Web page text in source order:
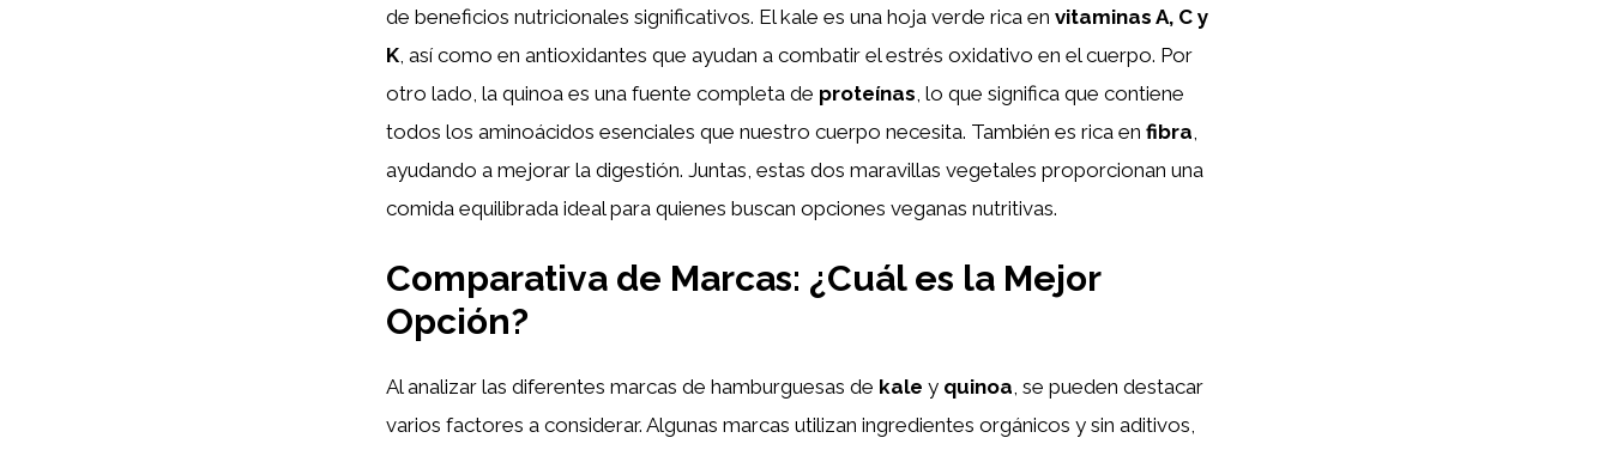
de beneficios nutricionales significativos. El kale es una hoja verde rica en vitaminas A, C y
K , así como en antioxidantes que ayudan a combatir el estrés oxidativo en el cuerpo. Por
otro lado, la quinoa es una fuente completa de proteínas , lo que significa que contiene
todos los aminoácidos esenciales que nuestro cuerpo necesita. También es rica en fibra
ayudando a mejorar la digestión. Juntas, estas dos maravillas vegetales proporcionan una
comida equilibrada ideal para quienes buscan opciones veganas nutritivas.
Comparativa de Marcas: ¿Cuál es la Mejor
Opción?
Al analizar las diferentes marcas de hamburguesas de kale y quinoa, se pueden destacar
varios factores a considerar. Algunas marcas utilizan ingredientes orgánicos y sin aditivos,